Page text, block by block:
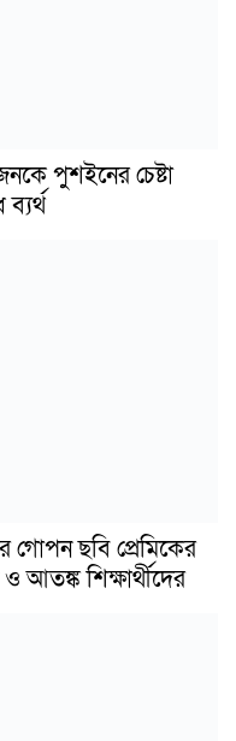
পুশইনের চেষ্টা
ছবি প্রেমিকের
আতঙ্ক শিক্ষার্থীদের